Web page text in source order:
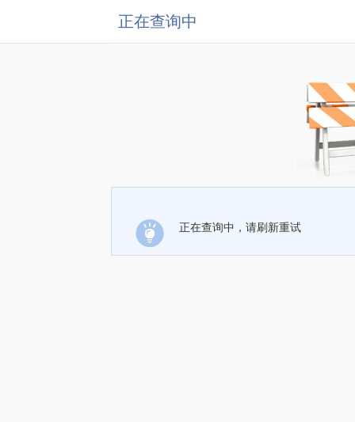
正在查询中
正在查询中，请刷新重试